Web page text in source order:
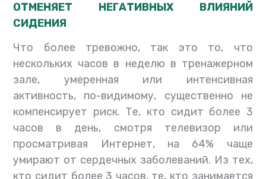
ОТМЕНЯЕТ НЕГАТИВНЫХ ВЛИЯНИЙ
СИДЕНИЯ
Что более тревожно, так это то, что
нескольких часов в неделю в тренажерном
зале, умеренная или интенсивная
активность, по-видимому, существенно не
компенсирует риск. Те, кто сидит более 3
часов в день, смотря телевизор или
просматривая Интернет, на 64% чаще
умирают от сердечных заболеваний. Из тех,
кто сидит более 3 часов, те, кто занимается